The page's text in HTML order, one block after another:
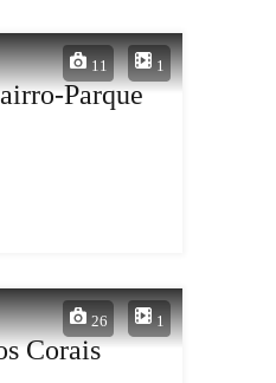
11 1
Parque
26 1
Corais